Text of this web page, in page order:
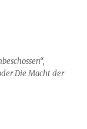
Die Macht der